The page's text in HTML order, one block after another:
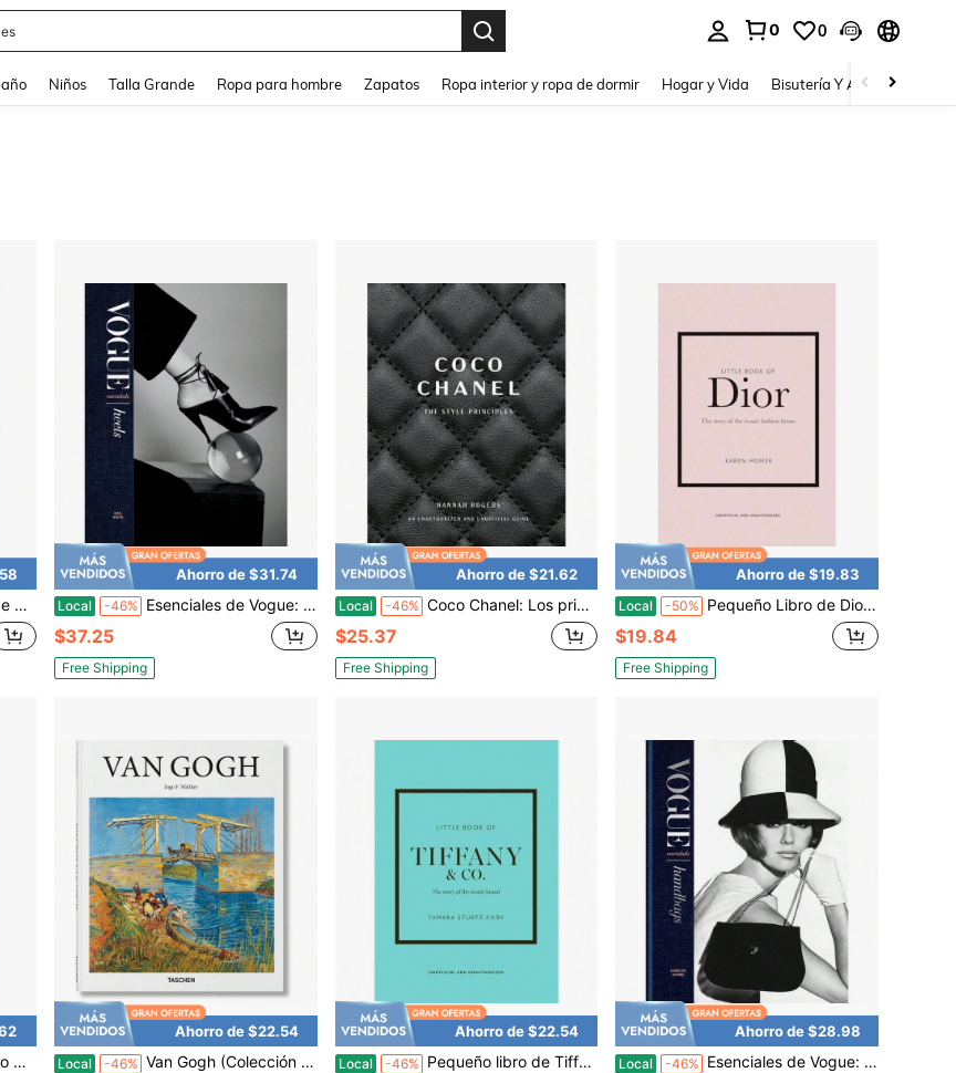
0 0
Niños Talla Grande Ropa para hombre Zapatos Ropa interior y ropa de dormir Hogar y Vida Bisutería Y Accesorios
Ahorro de $31.74
Local -46% Esenciales de Vogue: Tacones
$37.25
Free Shipping
Ahorro de $21.62
Local -46% Coco Chanel: Los principios de estilo
$25.37
Free Shipping
Ahorro de $19.83
Local -50% Pequeño Libro de Dior Pequeños Libros de Moda
$19.84
Free Shipping
Ahorro de $22.54
Local -46% Van Gogh (Colección de Arte Básico 2.0)
Ahorro de $22.54
Local -46% Pequeño libro de Tiffany & Co.: La historia de la icónica marca de joyería (Pequeños libros de moda)
Ahorro de $28.98
Local -46% Esenciales de Vogue: Bolsos de mano